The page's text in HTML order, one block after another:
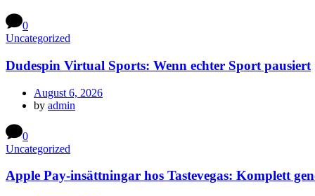
0
Uncategorized
Dudespin Virtual Sports: Wenn echter Sport pausiert
August 6, 2026
by admin
0
Uncategorized
Apple Pay-insättningar hos Tastevegas: Komplett